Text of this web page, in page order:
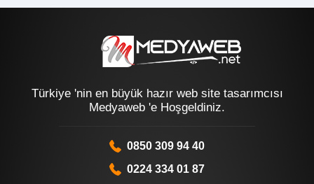
Türkiye 'nin en büyük hazır web site tasarımcısı
Medyaweb 'e Hoşgeldiniz.
0850 309 94 40
0224 334 01 87